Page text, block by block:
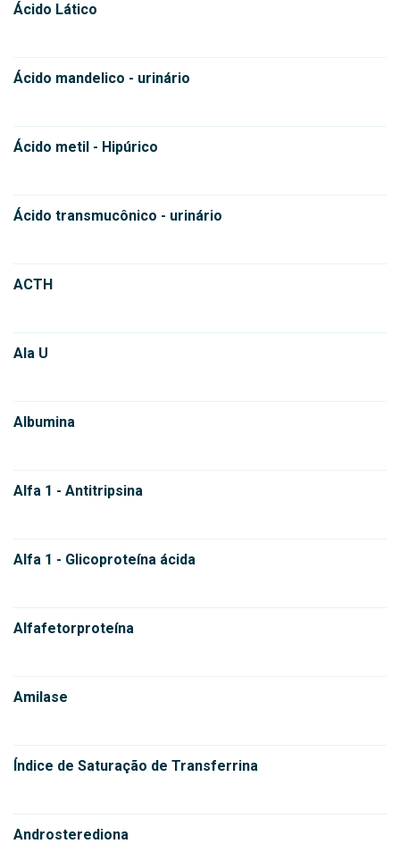
Ácido Lático
Ácido mandelico - urinário
Ácido metil - Hipúrico
Ácido transmucônico - urinário
ACTH
Ala U
Albumina
Alfa 1 - Antitripsina
Alfa 1 - Glicoproteína ácida
Alfafetorproteína
Amilase
Índice de Saturação de Transferrina
Androsterediona